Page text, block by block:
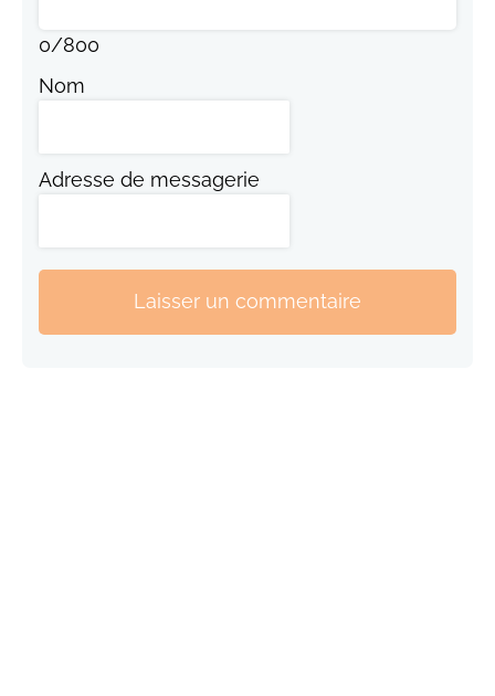
0/800
Nom
Adresse de messagerie
Laisser un commentaire